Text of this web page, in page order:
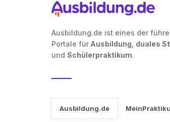
Ausbildung.de ist eines der
Portale für Ausbildung, duales
und Schülerpraktikum.
Ausbildung.de